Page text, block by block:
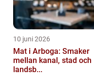
10 juni 2026
Mat i Arboga: Smaker
mellan kanal, stad och
landsb...